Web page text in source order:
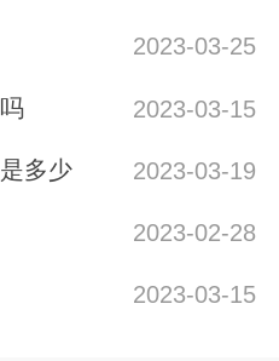
2023-03-25
2023-03-15
多少 2023-03-19
2023-02-28
2023-03-15